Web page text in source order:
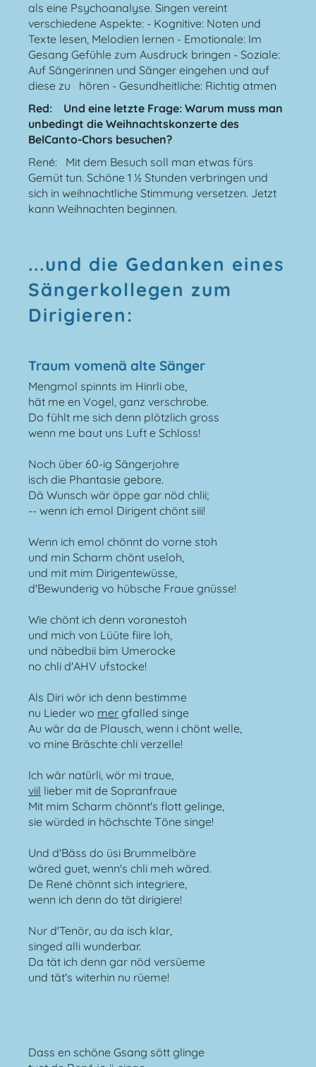
als eine Psychoanalyse. Singen vereint
verschiedene Aspekte: - Kognitive: Noten und
Texte lesen, Melodien lernen - Emotionale: Im
Gesang Gefühle zum Ausdruck bringen - Soziale:
Auf Sängerinnen und Sänger eingehen und auf
diese zu hören - Gesundheitliche: Richtig atmen
Red: Und eine letzte Frage: Warum muss man
unbedingt die Weihnachtskonzerte des
BelCanto-Chors besuchen?
René: Mit dem Besuch soll man etwas fürs
Gemüt tun. Schöne 1 ½ Stunden verbringen und
sich in weihnachtliche Stimmung versetzen. Jetzt
kann Weihnachten beginnen.
...und die Gedanken eines
Sängerkollegen zum
Dirigieren:
Traum vomenä alte Sänger
Mengmol spinnts im Hinrli obe,
hät me en Vogel, ganz verschrobe.
Do fühlt me sich denn plötzlich gross
wenn me baut uns Luft e Schloss!
Noch über 60-ig Sängerjohre
isch die Phantasie gebore.
Dä Wunsch wär öppe gar nöd chlii;
-- wenn ich emol Dirigent chönt siii!
Wenn ich emol chönnt do vorne stoh
und min Scharm chönt useloh,
und mit mim Dirigentewüsse,
d'Bewunderig vo hübsche Fraue gnüsse!
Wie chönt ich denn voranestoh
und mich von Lüüte fiire loh,
und näbedbii bim Umerocke
no chli d'AHV ufstocke!
Als Diri wör ich denn bestimme
nu Lieder wo mer gfalled singe
Au wär da de Plausch, wenn i chönt welle,
vo mine Bräschte chli verzelle!
Ich wär natürli, wör mi traue,
viil lieber mit de Sopranfraue
Mit mim Scharm chönnt's flott gelinge,
sie würded in höchschte Töne singe!
Und d'Bäss do üsi Brummelbäre
wäred guet, wenn's chli meh wäred.
De René chönnt sich integriere,
wenn ich denn do tät dirigiere!
Nur d'Tenör, au da isch klar,
singed alli wunderbar.
Da tät ich denn gar nöd versüeme
und tät's witerhin nu rüeme!
Dass en schöne Gsang sött glinge